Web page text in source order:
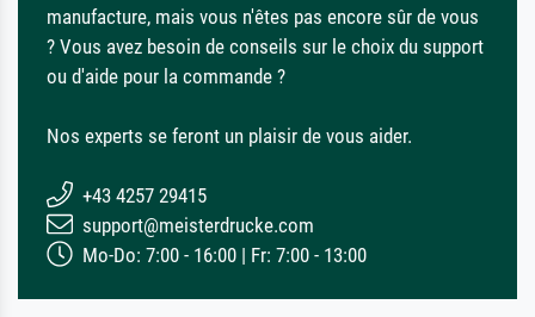
manufacture, mais vous n'êtes pas encore sûr de vous
? Vous avez besoin de conseils sur le choix du support
ou d'aide pour la commande ?
Nos experts se feront un plaisir de vous aider.
+43 4257 29415
support@meisterdrucke.com
Mo-Do: 7:00 - 16:00 | Fr: 7:00 - 13:00